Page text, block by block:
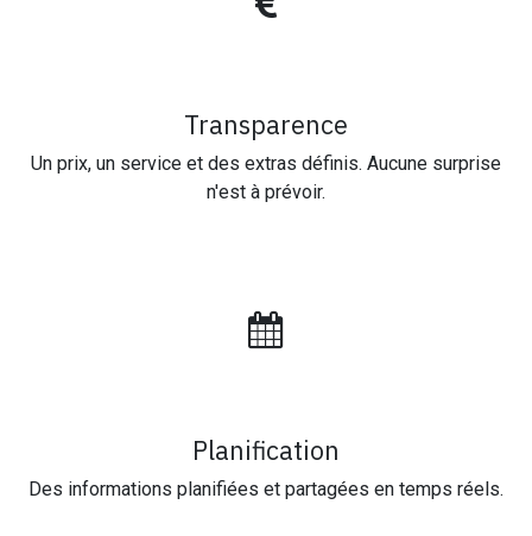
Transparence
Un prix, un service et des extras définis. Aucune surprise
n'est à prévoir.
Planification
Des informations planifiées et partagées en temps réels.